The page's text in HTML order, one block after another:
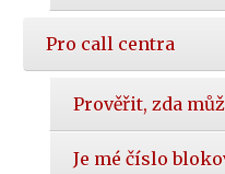
Pro call centra
Prověřit, zda
Je mé číslo